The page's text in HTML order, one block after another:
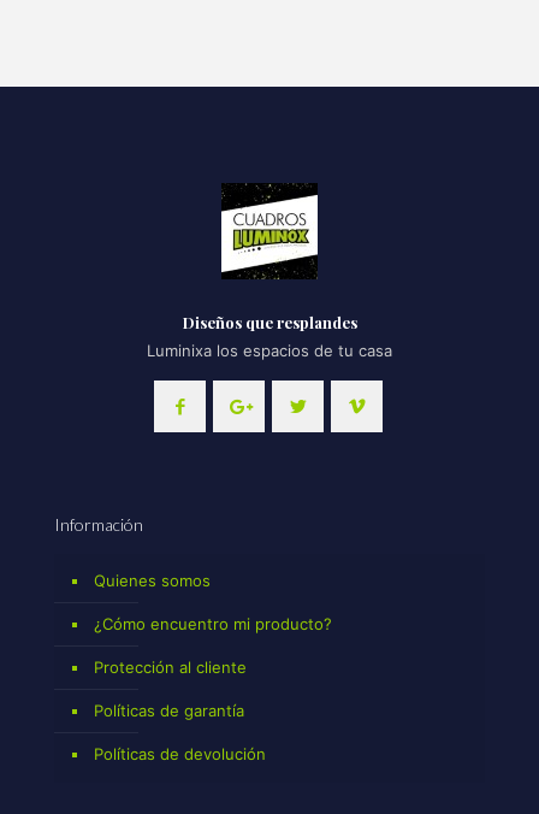
Diseños que resplandes
Luminixa los espacios de tu casa
Información
Quienes somos
¿Cómo encuentro mi producto?
Protección al cliente
Políticas de garantía
Políticas de devolución